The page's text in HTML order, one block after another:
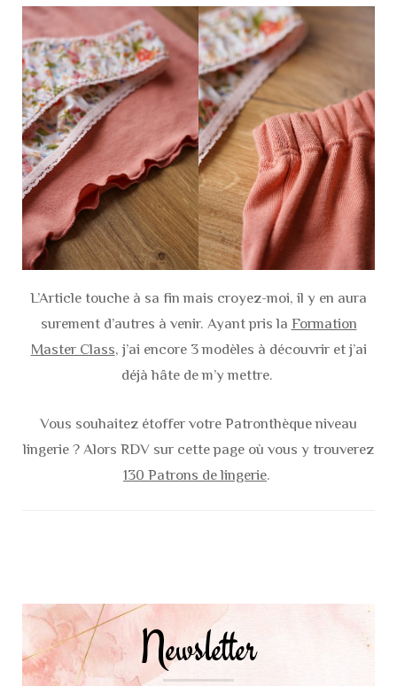
L’Article touche à sa fin mais croyez-moi, il y en aura
surement d’autres à venir. Ayant pris la Formation
Master Class, j’ai encore 3 modèles à découvrir et j’ai
déjà hâte de m’y mettre.
Vous souhaitez étoffer votre Patronthèque niveau
lingerie ? Alors RDV sur cette page où vous y trouverez
130 Patrons de lingerie.
Newsletter